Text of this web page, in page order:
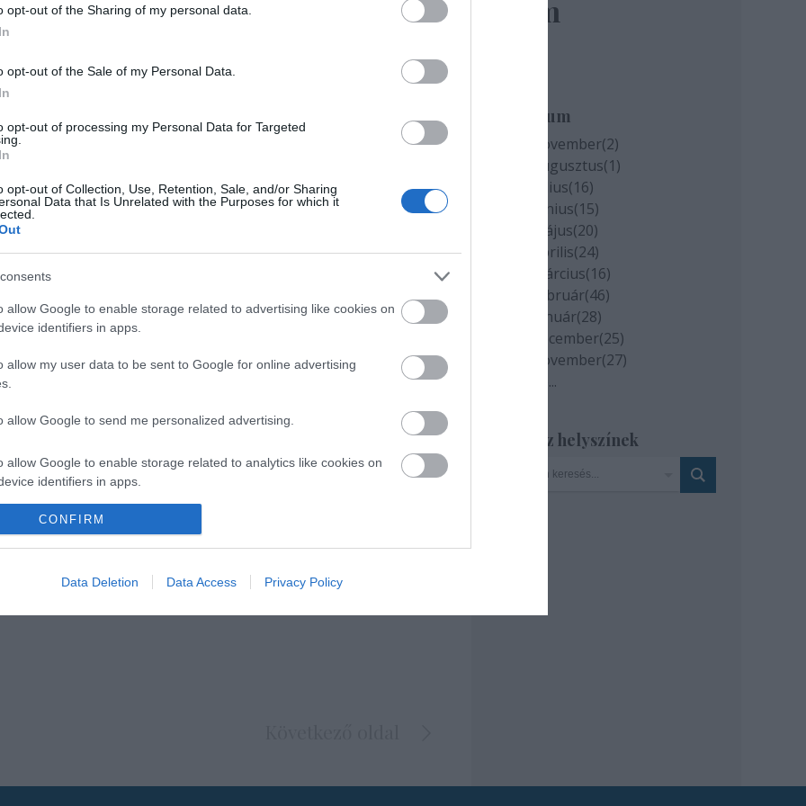
opt-out of the Sharing of my personal data.
opt-out of the Sale of my Personal Data.
opt-out of processing my Personal Data for Targeted
opt-out of Collection, Use, Retention, Sale, and/or Sharing
Data that Is Unrelated with the Purposes for which it
allow Google to enable storage related to advertising like cookies on
identifiers in apps.
allow my user data to be sent to Google for online advertising
allow Google to send me personalized advertising.
allow Google to enable storage related to analytics like cookies on
identifiers in apps.
allow Google to enable storage related to functionality of the website
allow Google to enable storage related to personalization.
allow Google to enable storage related to security, including
CONFIRM
Data Deletion Data Access Privacy Policy
a
elem
Archívum
2020 november(2)
2020 augusztus(1)
2020 július(16)
2020 június(15)
2020 május(20)
2020 április(24)
2020 március(16)
2020 február(46)
2020 január(28)
2019 december(25)
2019 november(27)
...
Szinház helyszínek